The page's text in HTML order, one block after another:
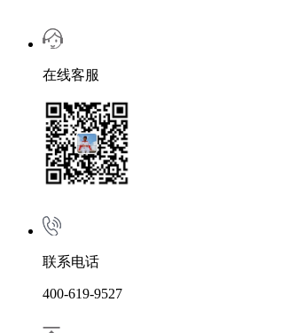
在线客服
联系电话
400-619-9527